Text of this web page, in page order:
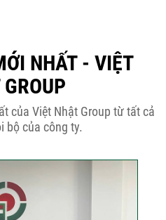
NHẤT - VIỆT
của Việt Nhật Group từ tất cả
bộ của công ty.